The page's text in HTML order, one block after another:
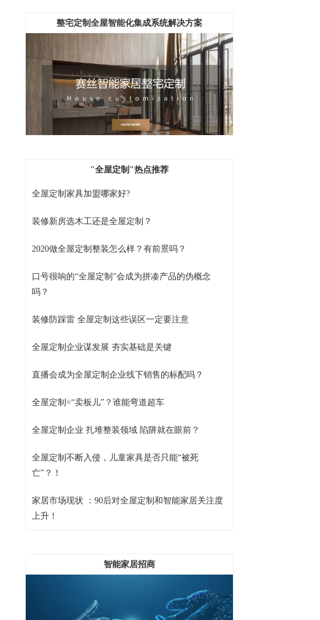
整宅定制全屋智能化集成系统解决方案
"全屋定制 "热点推荐
全屋定制家具加盟哪家好?
装修新房选木工还是全屋定制？
2020做全屋定制整装怎么样？有前景吗？
口号很响的“全屋定制”会成为拼凑产品的伪概念
吗？
装修防踩雷 全屋定制这些误区一定要注意
全屋定制企业谋发展 夯实基础是关键
直播会成为全屋定制企业线下销售的标配吗？
全屋定制=“卖板儿”？谁能弯道超车
全屋定制企业 扎堆整装领域 陷阱就在眼前？
全屋定制不断入侵，儿童家具是否只能“被死
亡”？！
家居市场现状 ：90后对全屋定制和智能家居关注度
上升！
智能家居招商